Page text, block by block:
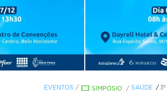
EVENTOS / SIMPÓSIO / SAÚDE